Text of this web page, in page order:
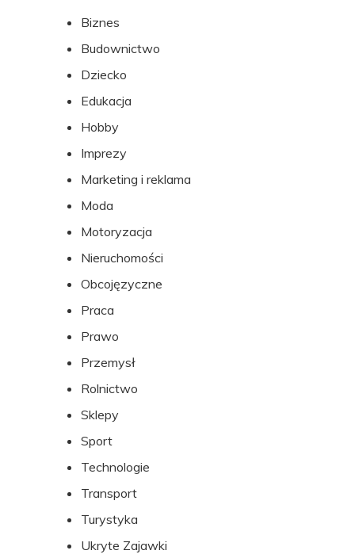
Biznes
Budownictwo
Dziecko
Edukacja
Hobby
Imprezy
Marketing i reklama
Moda
Motoryzacja
Nieruchomości
Obcojęzyczne
Praca
Prawo
Przemysł
Rolnictwo
Sklepy
Sport
Technologie
Transport
Turystyka
Ukryte Zajawki